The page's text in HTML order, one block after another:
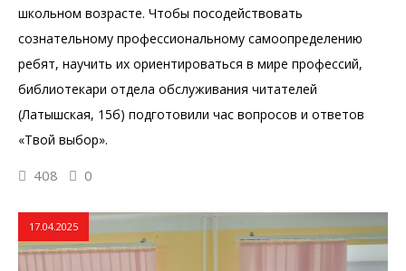
школьном возрасте. Чтобы посодействовать
сознательному профессиональному самоопределению
ребят, научить их ориентироваться в мире профессий,
библиотекари отдела обслуживания читателей
(Латышская, 15б) подготовили час вопросов и ответов
«Твой выбор».
408 0
17.04.2025